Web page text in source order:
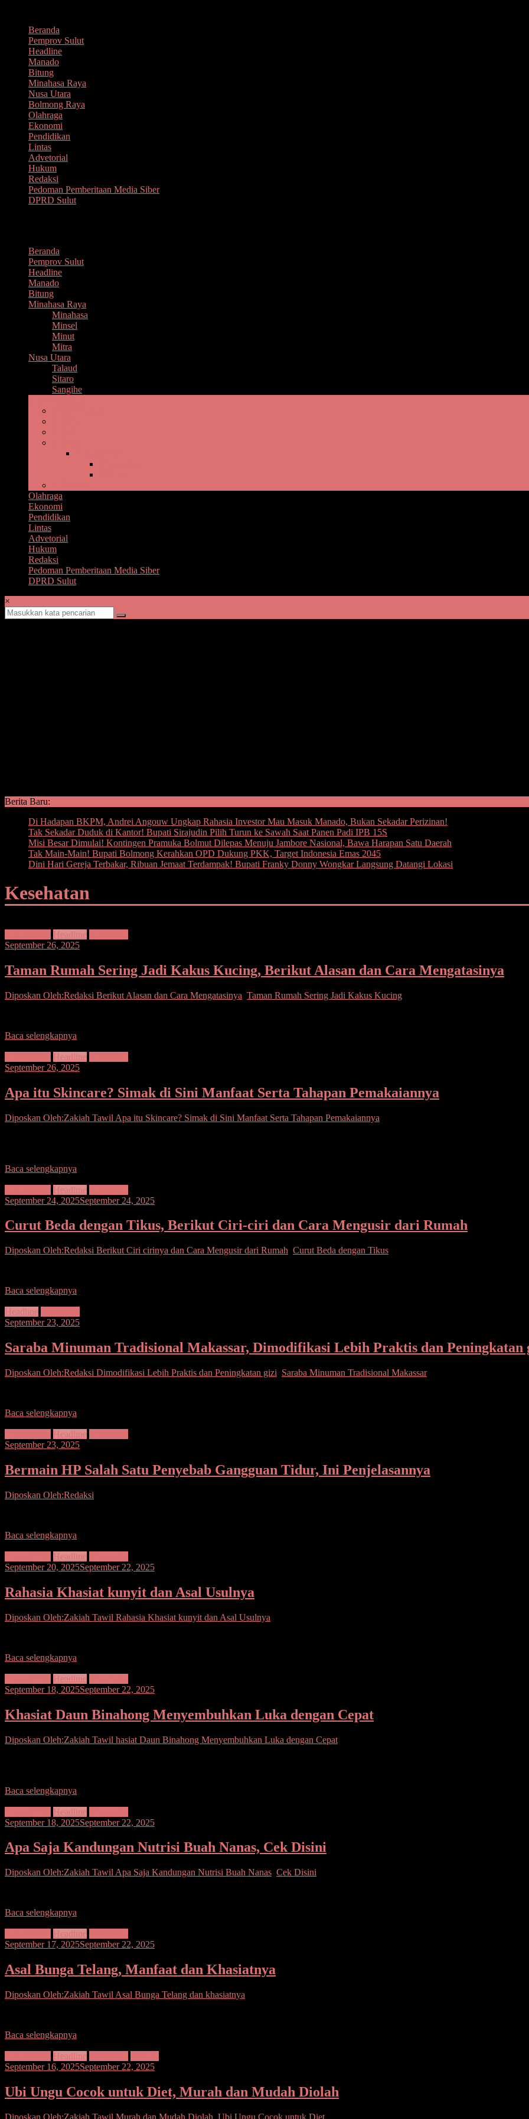
kontenBeranda
Pemprov Sulut
Headline
Manado
Bitung
Minahasa Raya
Nusa Utara
Bolmong Raya
Olahraga
Ekonomi
Pendidikan
Lintas
Advetorial
Hukum
Redaksi
Pedoman Pemberitaan Media Siber
DPRD Sulut
Beranda
Pemprov Sulut
Headline
Manado
Bitung
Minahasa Raya
Minahasa
Minsel
Minut
Mitra
Nusa Utara
Talaud
Sitaro
Sangihe
Olahraga
Ekonomi
Pendidikan
Lintas
Advetorial
Hukum
Redaksi
Pedoman Pemberitaan Media Siber
DPRD Sulut
×
Berita Baru:
Di Hadapan BKPM, Andrei Angouw Ungkap Rahasia Investor Mau Masuk Manado, Bukan Sekadar Perizinan!
Tak Sekadar Duduk di Kantor! Bupati Sirajudin Pilih Turun ke Sawah Saat Panen Padi IPB 15S
Misi Besar Dimulai! Kontingen Pramuka Bolmut Dilepas Menuju Jambore Nasional, Bawa Harapan Satu Daerah
Tak Main-Main! Bupati Bolmong Kerahkan OPD Dukung PKK, Target Indonesia Emas 2045
Dini Hari Gereja Terbakar, Ribuan Jemaat Terdampak! Bupati Franky Donny Wongkar Langsung Datangi Lokasi
Kesehatan
Headline
September 26, 2025
Taman Rumah Sering Jadi Kakus Kucing, Berikut Alasan dan Cara Mengatasinya
Diposkan Oleh:Redaksi Berikut Alasan dan Cara Mengatasinya Taman Rumah Sering Jadi Kakus Kucing
Baca selengkapnya
Headline
September 26, 2025
Apa itu Skincare? Simak di Sini Manfaat Serta Tahapan Pemakaiannya
Diposkan Oleh:Zakiah Tawil Apa itu Skincare? Simak di Sini Manfaat Serta Tahapan Pemakaiannya
Baca selengkapnya
Headline
September 24, 2025September 24, 2025
Curut Beda dengan Tikus, Berikut Ciri-ciri dan Cara Mengusir dari Rumah
Diposkan Oleh:Redaksi Berikut Ciri cirinya dan Cara Mengusir dari Rumah Curut Beda dengan Tikus
Baca selengkapnya
Headline
September 23, 2025
Saraba Minuman Tradisional Makassar, Dimodifikasi Lebih Praktis dan Peningkatan
Diposkan Oleh:Redaksi Dimodifikasi Lebih Praktis dan Peningkatan gizi Saraba Minuman Tradisional Makassar
Baca selengkapnya
Headline
September 23, 2025
Bermain HP Salah Satu Penyebab Gangguan Tidur, Ini Penjelasannya
Diposkan Oleh:Redaksi
Baca selengkapnya
Headline
September 20, 2025September 22, 2025
Rahasia Khasiat kunyit dan Asal Usulnya
Diposkan Oleh:Zakiah Tawil Rahasia Khasiat kunyit dan Asal Usulnya
Baca selengkapnya
Headline
September 18, 2025September 22, 2025
Khasiat Daun Binahong Menyembuhkan Luka dengan Cepat
Diposkan Oleh:Zakiah Tawil hasiat Daun Binahong Menyembuhkan Luka dengan Cepat
Baca selengkapnya
Headline
September 18, 2025September 22, 2025
Apa Saja Kandungan Nutrisi Buah Nanas, Cek Disini
Diposkan Oleh:Zakiah Tawil Apa Saja Kandungan Nutrisi Buah Nanas Cek Disini
Baca selengkapnya
Headline
September 17, 2025September 22, 2025
Asal Bunga Telang, Manfaat dan Khasiatnya
Diposkan Oleh:Zakiah Tawil Asal Bunga Telang dan khasiatnya
Baca selengkapnya
Headline
September 16, 2025September 22, 2025
Ubi Ungu Cocok untuk Diet, Murah dan Mudah Diolah
Diposkan Oleh:Zakiah Tawil Murah dan Mudah Diolah Ubi Ungu Cocok untuk Diet